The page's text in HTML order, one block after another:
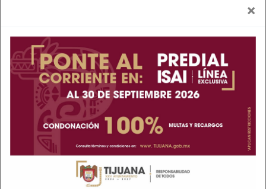
×
sobre los morenistas reclamados por Estados Unidos,
y sobre todo, del senador Inzunza.
PD2.-Ayer sábado, Rosa Icela Rodríguez, fue "a toda
máquina" en moto, a "enmendar la plana" a la FGR.
Maru Campos y Rubén Rocha, dijo: "van como
testigos" en cada caso.
PD3.-"Soy probo, soy honesto, soy verídico, soy
confiable", han dicho Rubén Rocha y Enrique Inzunza.
Dime de qué presumes y te diré de qué careces